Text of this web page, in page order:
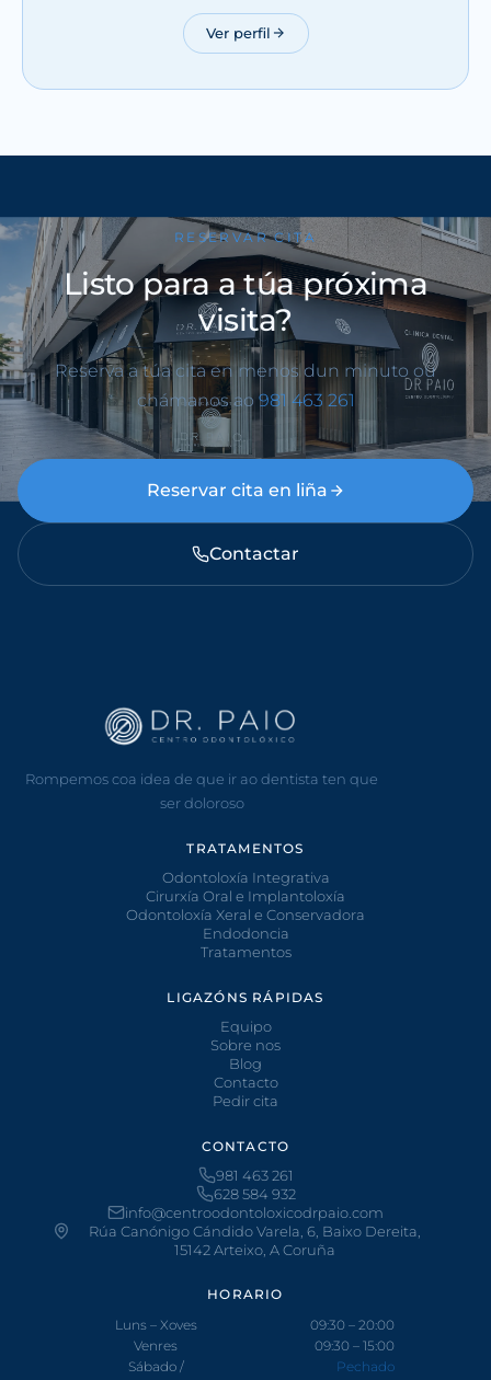
Ver perfil
RESERVAR CITA
Listo para a túa próxima
visita?
Reserva a túa cita en menos dun minuto ou
chámanos ao 981 463 261
Reservar cita en liña
Contactar
Rompemos coa idea de que ir ao dentista ten que
ser doloroso
TRATAMENTOS
Odontoloxía Integrativa
Cirurxía Oral e Implantoloxía
Odontoloxía Xeral e Conservadora
Endodoncia
Tratamentos
LIGAZÓNS RÁPIDAS
Equipo
Sobre nos
Blog
Contacto
Pedir cita
CONTACTO
981 463 261
628 584 932
info@centroodontoloxicodrpaio.com
Rúa Canónigo Cándido Varela, 6, Baixo Dereita,
15142 Arteixo, A Coruña
HORARIO
Luns – Xoves
09:30 – 20:00
Venres
09:30 – 15:00
Sábado /
Pechado